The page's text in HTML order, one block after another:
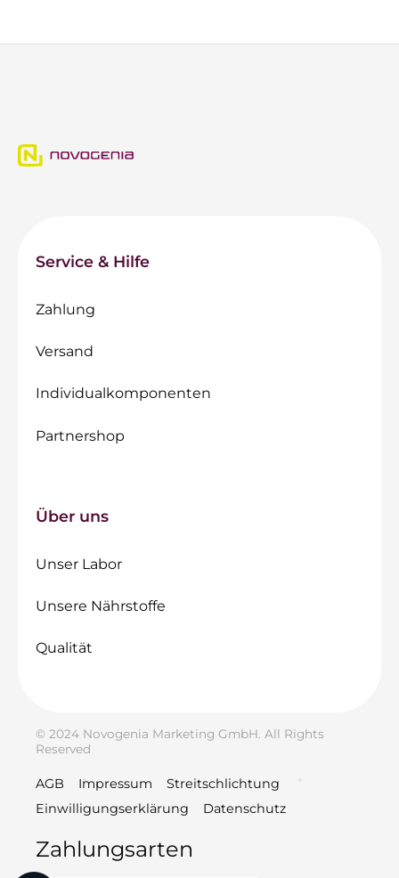
Service & Hilfe
Zahlung
Versand
Individualkomponenten
Partnershop
Über uns
Unser Labor
Unsere Nährstoffe
Qualität
© 2024 Novogenia Marketing GmbH. All Rights
Reserved
AGB Impressum
Streitschlichtung
Einwilligungserklärung
Datenschutz
Zahlungsarten